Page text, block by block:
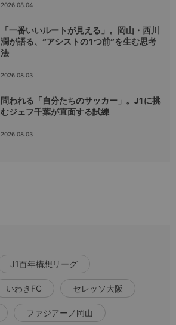
2026.08.04
「一番いいルートが見える」。岡山・西川
潤が語る、“アシストの1つ前”を生む思考
法
2026.08.03
問われる「自分たちのサッカー」。J1に挑
むジェフ千葉が直面する試練
2026.08.03
J1百年構想リーグ
いわきFC セレッソ大阪
ファジアーノ岡山